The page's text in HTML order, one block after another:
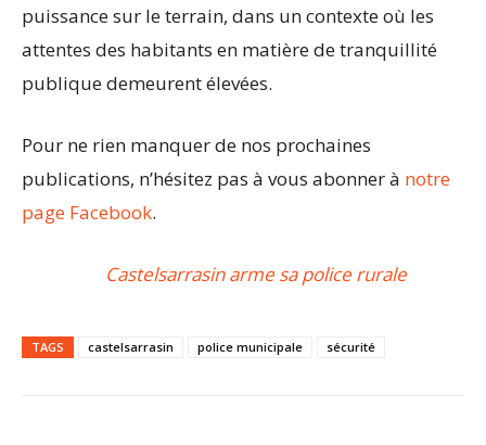
puissance sur le terrain, dans un contexte où les
attentes des habitants en matière de tranquillité
publique demeurent élevées.
Pour ne rien manquer de nos prochaines
publications, n’hésitez pas à vous abonner à notre
page Facebook.
Castelsarrasin arme sa police rurale
TAGS castelsarrasin police municipale sécurité